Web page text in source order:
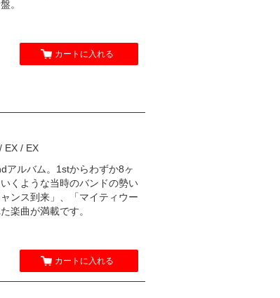
。
カートに入れる
EX / EX
アルバム。1stからわずか8ヶ
くような当時のバンドの勢い
ンス到来」、「マイティウー
楽曲が満載です。
カートに入れる